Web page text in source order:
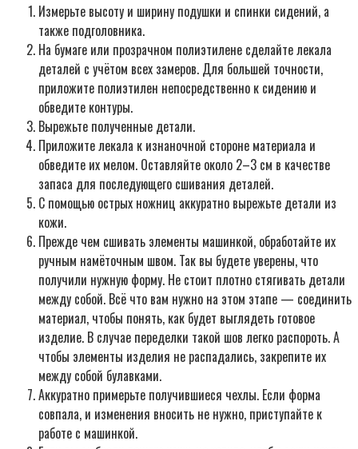
Измерьте высоту и ширину подушки и спинки сидений, а
также подголовника.
На бумаге или прозрачном полиэтилене сделайте лекала
деталей с учётом всех замеров. Для большей точности,
приложите полиэтилен непосредственно к сидению и
обведите контуры.
Вырежьте полученные детали.
Приложите лекала к изнаночной стороне материала и
обведите их мелом. Оставляйте около 2–3 см в качестве
запаса для последующего сшивания деталей.
С помощью острых ножниц аккуратно вырежьте детали из
кожи.
Прежде чем сшивать элементы машинкой, обработайте их
ручным намёточным швом. Так вы будете уверены, что
получили нужную форму. Не стоит плотно стягивать детали
между собой. Всё что вам нужно на этом этапе — соединить
материал, чтобы понять, как будет выглядеть готовое
изделие. В случае переделки такой шов легко распороть. А
чтобы элементы изделия не распадались, закрепите их
между собой булавками.
Аккуратно примерьте получившиеся чехлы. Если форма
совпала, и изменения вносить не нужно, приступайте к
работе с машинкой.